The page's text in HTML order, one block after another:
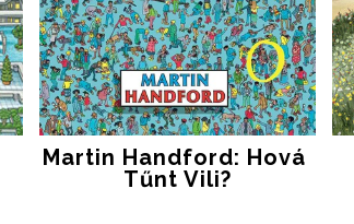
Martin Handford: Hová ​
Tűnt Vili?